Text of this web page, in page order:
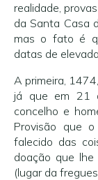
realidade,
da Santa Casa
mas o fato é
datas de
A primeira,
já que em 21
concelho e
Provisão que
falecido das
doação que
(lugar da